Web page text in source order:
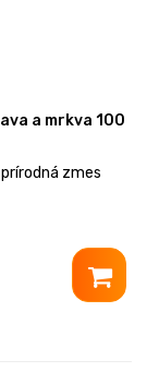
a mrkva 100
zmes